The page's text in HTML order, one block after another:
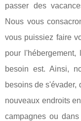
passer des
Nous vous
vous puissiez faire
pour
besoin est. Ainsi,
besoins de s'évader,
nouveaux endroits
campagnes ou